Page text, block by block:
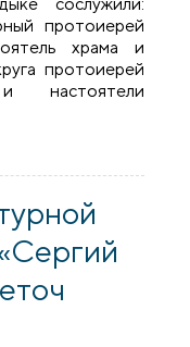
протоиерей
храма и
протоиерей
настоятели
церкви